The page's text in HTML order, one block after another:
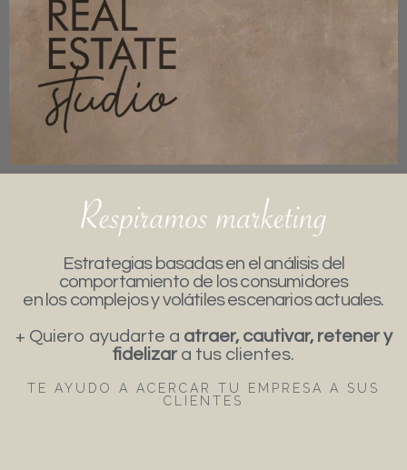
Estrategias basadas en el análisis del
comportamiento de los consumidores
en los complejos y volátiles escenarios actuales.
+ Quiero ayudarte a atraer, cautivar, retener y
fidelizar a tus clientes.
TE AYUDO A ACERCAR TU EMPRESA A SUS
CLIENTES